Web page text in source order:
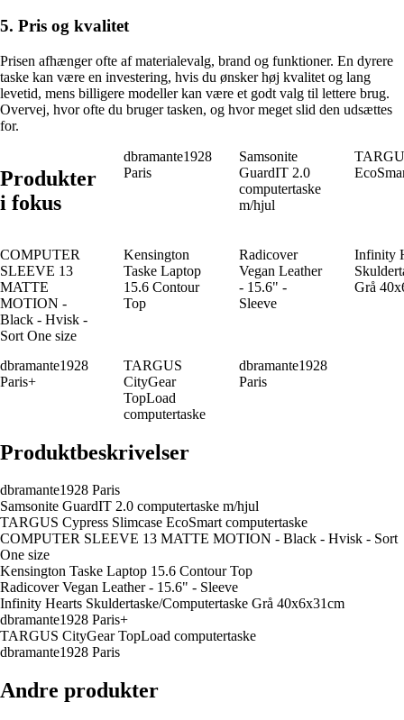
5. Pris og kvalitet
Prisen afhænger ofte af materialevalg, brand og funktioner. En dyrere
taske kan være en investering, hvis du ønsker høj kvalitet og lang
levetid, mens billigere modeller kan være et godt valg til lettere brug.
Overvej, hvor ofte du bruger tasken, og hvor meget slid den udsættes
for.
Produkter
i fokus
dbramante1928
Paris
Samsonite
GuardIT 2.0
computertaske
m/hjul
COMPUTER
SLEEVE 13
MATTE
MOTION -
Black - Hvisk -
Sort One size
Kensington
Taske Laptop
15.6 Contour
Top
Radicover
Vegan Leather
- 15.6" -
Sleeve
Infinity
Grå
dbramante1928
Paris+
TARGUS
CityGear
TopLoad
computertaske
dbramante1928
Paris
Produktbeskrivelser
dbramante1928 Paris
Samsonite GuardIT 2.0 computertaske m/hjul
TARGUS Cypress Slimcase EcoSmart computertaske
COMPUTER SLEEVE 13 MATTE MOTION - Black - Hvisk - Sort
One size
Kensington Taske Laptop 15.6 Contour Top
Radicover Vegan Leather - 15.6" - Sleeve
Infinity Hearts Skuldertaske/Computertaske Grå 40x6x31cm
dbramante1928 Paris+
TARGUS CityGear TopLoad computertaske
dbramante1928 Paris
Andre produkter